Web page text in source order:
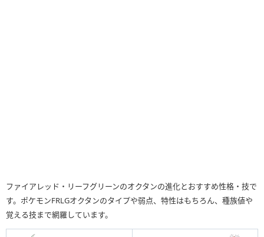
ファイアレッド・リーフグリーンのオクタンの進化とおすすめ性格・技で
す。ポケモンFRLGオクタンのタイプや弱点、特性はもちろん、種族値や
覚える技まで網羅しています。